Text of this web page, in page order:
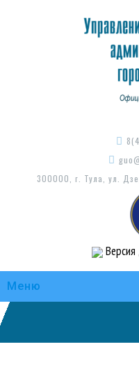
300000, г. Тула, ул.
Меню